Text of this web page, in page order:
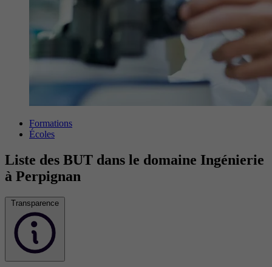
Formations
Écoles
Liste des BUT dans le domaine Ingénierie
à Perpignan
Transparence